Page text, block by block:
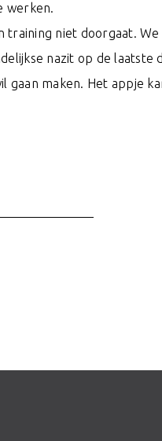
werken.
training niet doorgaat.
nazit op de laatste
gaan maken. Het appje